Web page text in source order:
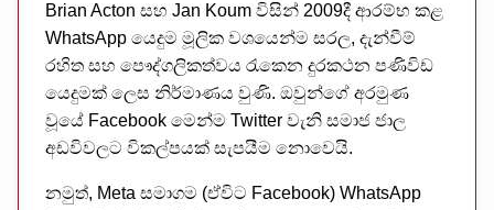
Brian Acton සහ Jan Koum විසින් 2009දී ආරම්භ කළ
WhatsApp යෙදුම මූලික වශයෙන්ම සරල, දැන්වීම්
රහිත සහ පෞද්ගලිකත්වය රැකෙන දුරකථන පණිවිඩ
යෙදුමක් ලෙස නිර්මාණය වුණි. ඔවුන්ගේ අරමුණ
වූයේ Facebook මෙන්ම Twitter වැනි සමාජ ජාල
අඩවිවලට විකල්පයක් සැපයීම නොවෙයි.
නමුත්, Meta සමාගම (ඒවිට Facebook) WhatsApp